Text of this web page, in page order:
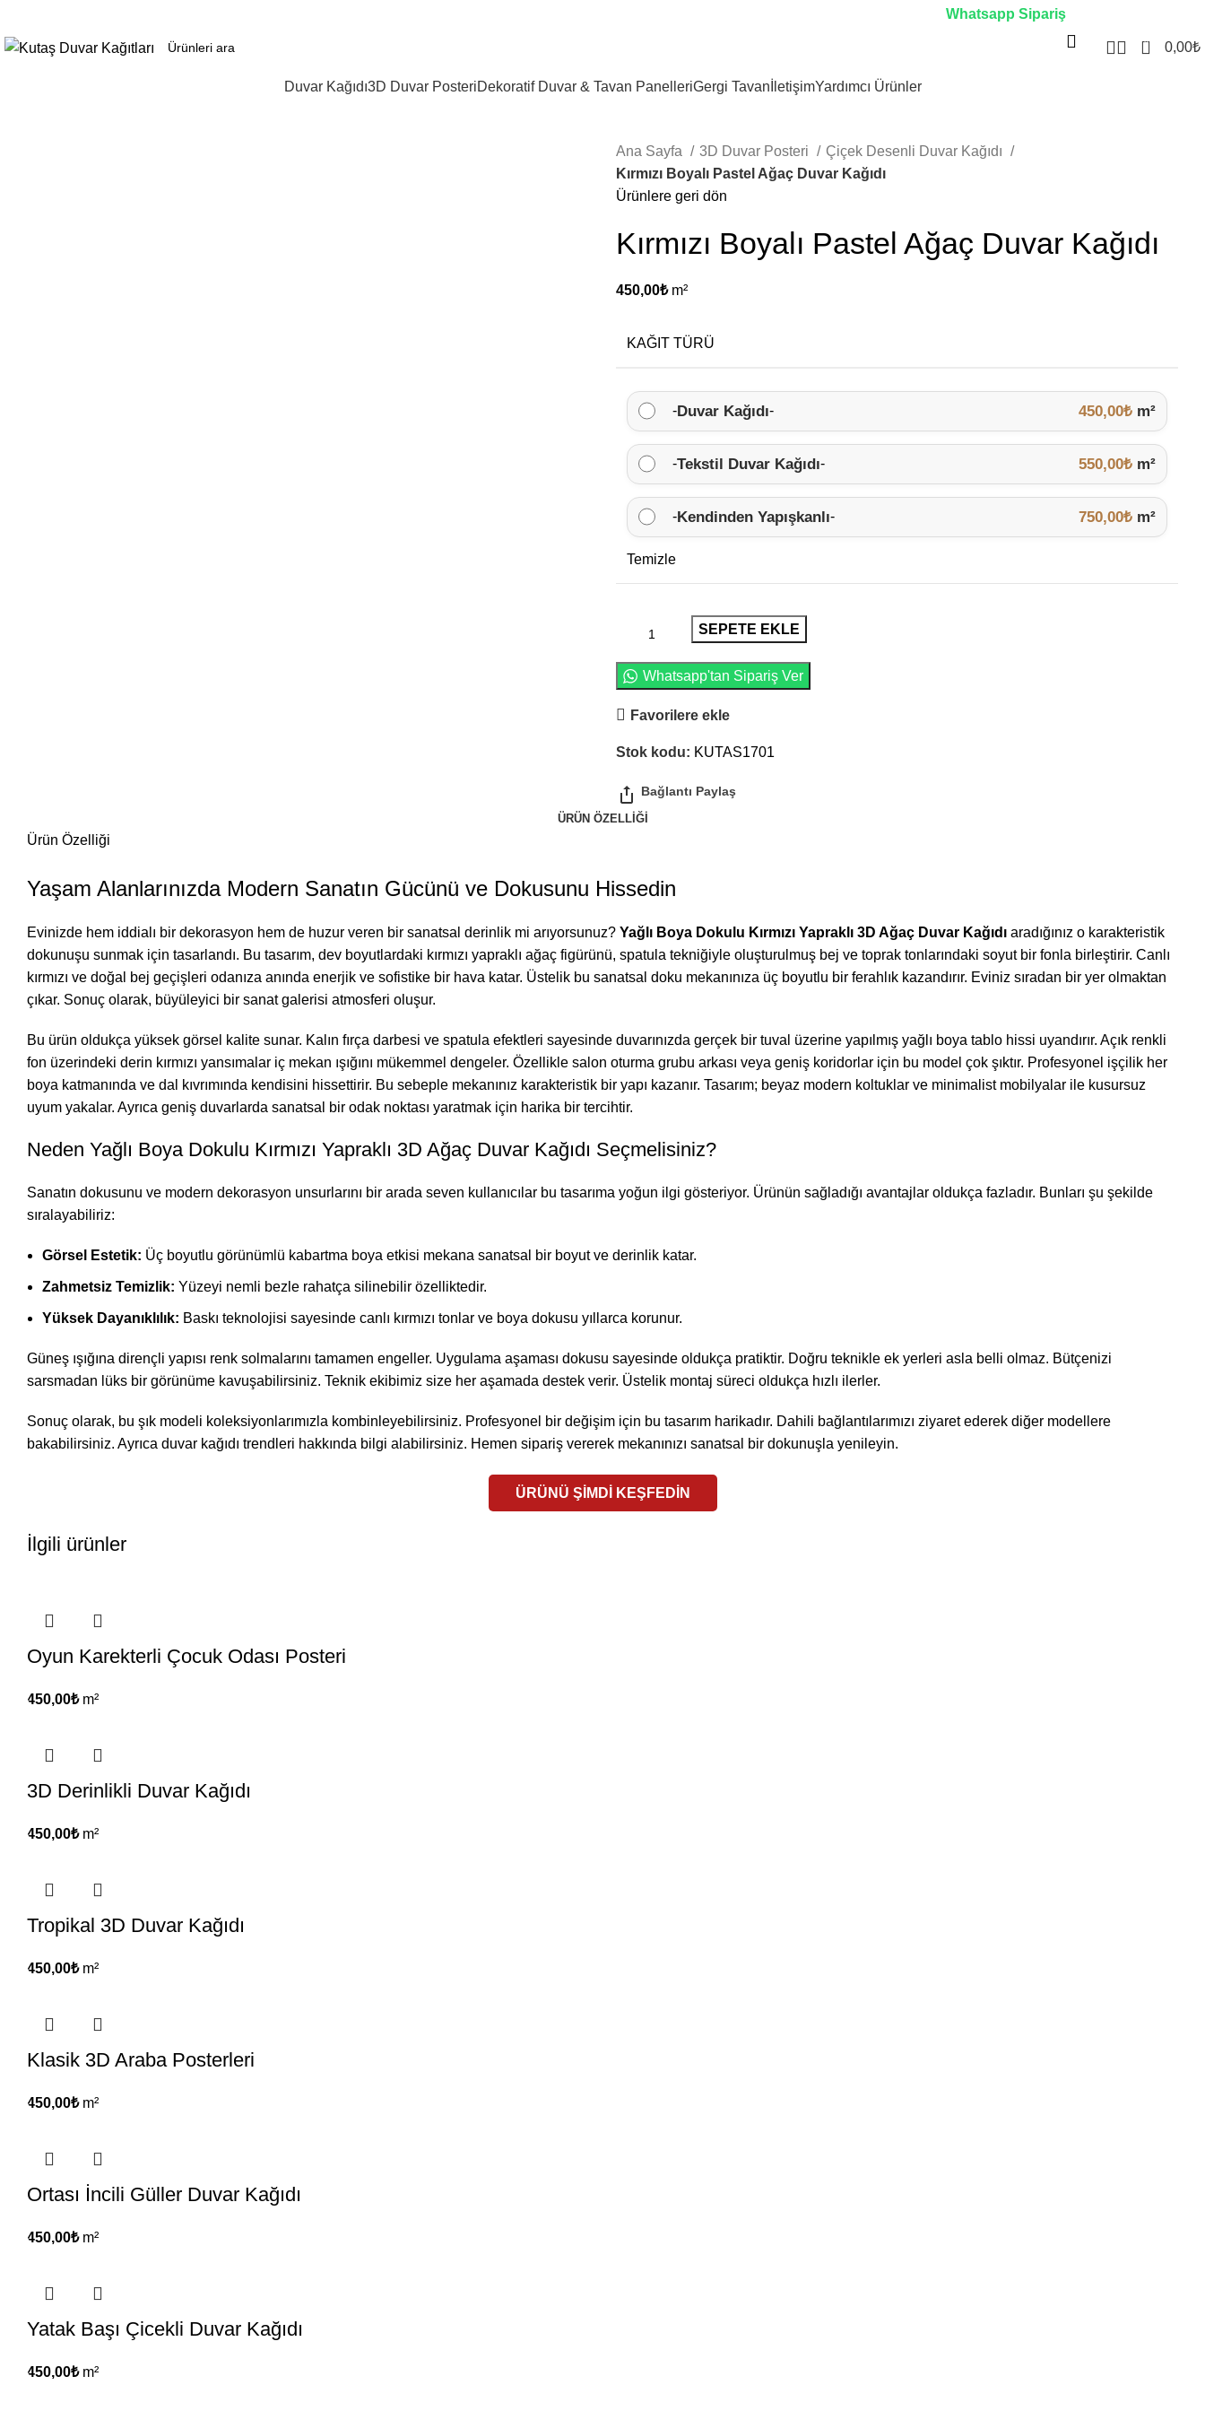
Whatsapp Sipariş
0 0,00₺
Duvar Kağıdı3D Duvar PosteriDekoratif Duvar & Tavan PanelleriGergi Tavan İletişimYardımcı Ürünler
Ana Sayfa 3D Duvar Posteri
Çiçek Desenli Duvar Kağıdı
Kırmızı Boyalı Pastel Ağaç Duvar Kağıdı
Ürünlere geri dön
Kırmızı Boyalı Pastel Ağaç Duvar Kağıdı
450,00₺m²
KAĞIT TÜRÜ
-Duvar Kağıdı- 450,00₺ m²
-Tekstil Duvar Kağıdı- 550,00₺ m²
-Kendinden Yapışkanlı- 750,00₺ m²
Temizle
SEPETE EKLE
Whatsapp'tan Sipariş Ver
Favorilere ekle
Stok kodu: KUTAS1701
ÜRÜN ÖZELLIĞI
Ürün Özelliği
Yaşam Alanlarınızda Modern Sanatın Gücünü ve Dokusunu Hissedin
Evinizde hem iddialı bir dekorasyon hem de huzur veren bir sanatsal derinlik mi arıyorsunuz? Yağlı Boya Dokulu Kırmızı Yapraklı 3D Ağaç Duvar Kağıdı aradığınız o karakteristik
dokunuşu sunmak için tasarlandı. Bu tasarım, dev boyutlardaki kırmızı yapraklı ağaç figürünü, spatula tekniğiyle oluşturulmuş bej ve toprak tonlarındaki soyut bir fonla birleştirir. Canlı
kırmızı ve doğal bej geçişleri odanıza anında enerjik ve sofistike bir hava katar. Üstelik bu sanatsal doku mekanınıza üç boyutlu bir ferahlık kazandırır. Eviniz sıradan bir yer olmaktan
çıkar. Sonuç olarak, büyüleyici bir sanat galerisi atmosferi oluşur.
Bu ürün oldukça yüksek görsel kalite sunar. Kalın fırça darbesi ve spatula efektleri sayesinde duvarınızda gerçek bir tuval üzerine yapılmış yağlı boya tablo hissi uyandırır. Açık renkli
fon üzerindeki derin kırmızı yansımalar iç mekan ışığını mükemmel dengeler. Özellikle salon oturma grubu arkası veya geniş koridorlar için bu model çok şıktır. Profesyonel işçilik her
boya katmanında ve dal kıvrımında kendisini hissettirir. Bu sebeple mekanınız karakteristik bir yapı kazanır. Tasarım; beyaz modern koltuklar ve minimalist mobilyalar ile kusursuz
uyum yakalar. Ayrıca geniş duvarlarda sanatsal bir odak noktası yaratmak için harika bir tercihtir.
Neden Yağlı Boya Dokulu Kırmızı Yapraklı 3D Ağaç Duvar Kağıdı Seçmelisiniz?
Sanatın dokusunu ve modern dekorasyon unsurlarını bir arada seven kullanıcılar bu tasarıma yoğun ilgi gösteriyor. Ürünün sağladığı avantajlar oldukça fazladır. Bunları şu şekilde
sıralayabiliriz:
Görsel Estetik: Üç boyutlu görünümlü kabartma boya etkisi mekana sanatsal bir boyut ve derinlik katar.
Zahmetsiz Temizlik: Yüzeyi nemli bezle rahatça silinebilir özelliktedir.
Yüksek Dayanıklılık: Baskı teknolojisi sayesinde canlı kırmızı tonlar ve boya dokusu yıllarca korunur.
Güneş ışığına dirençli yapısı renk solmalarını tamamen engeller. Uygulama aşaması dokusu sayesinde oldukça pratiktir. Doğru teknikle ek yerleri asla belli olmaz. Bütçenizi
sarsmadan lüks bir görünüme kavuşabilirsiniz. Teknik ekibimiz size her aşamada destek verir. Üstelik montaj süreci oldukça hızlı ilerler.
Sonuç olarak, bu şık modeli koleksiyonlarımızla kombinleyebilirsiniz. Profesyonel bir değişim için bu tasarım harikadır. Dahili bağlantılarımızı ziyaret ederek diğer modellere
bakabilirsiniz. Ayrıca duvar kağıdı trendleri hakkında bilgi alabilirsiniz. Hemen sipariş vererek mekanınızı sanatsal bir dokunuşla yenileyin.
ÜRÜNÜ ŞİMDİ KEŞFEDİN
İlgili ürünler
Oyun Karekterli Çocuk Odası Posteri
450,00₺m²
3D Derinlikli Duvar Kağıdı
450,00₺m²
Tropikal 3D Duvar Kağıdı
450,00₺m²
Klasik 3D Araba Posterleri
450,00₺m²
Ortası İncili Güller Duvar Kağıdı
450,00₺m²
Yatak Başı Çicekli Duvar Kağıdı
450,00₺m²